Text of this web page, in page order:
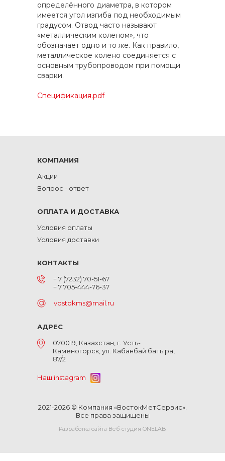
определённого диаметра, в котором
имеется угол изгиба под необходимым
градусом. Отвод часто называют
«металлическим коленом», что
обозначает одно и то же. Как правило,
металлическое колено соединяется с
основным трубопроводом при помощи
сварки.
Спецификация.pdf
КОМПАНИЯ
Акции
Вопрос - ответ
ОПЛАТА И ДОСТАВКА
Условия оплаты
Условия доставки
КОНТАКТЫ
+ 7 (7232) 70-51-67
+ 7 705-444-76-37
vostokms@mail.ru
АДРЕС
070019, Казахстан, г. Усть-
Каменогорск, ул. Кабанбай батыра,
87/2
Наш instagram
2021-2026 © Компания «ВостокМетСервис».
Все права защищены
Разработка сайта Веб-студия ONELAB